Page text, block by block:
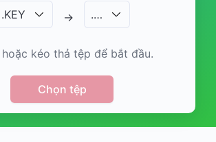
.KEY → .…
hoặc kéo thả tệp để bắt đầu.
Chọn tệp